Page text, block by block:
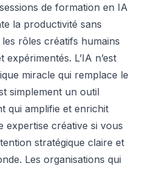
de formation en IA
la productivité sans
rôles créatifs humains
L’IA n’est
miracle qui remplace le
simplement un outil
qui amplifie et enrichit
expertise créative si vous
stratégique claire et
Les organisations qui